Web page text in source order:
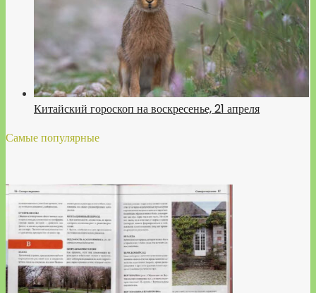
Китайский гороскоп на воскресенье, 21 апреля
Самые популярные